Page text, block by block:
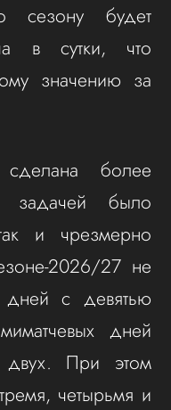
будет
в сутки, что
значению за
сделана более
задачей было
и чрезмерно
27 не
дней с девятью
дней
При этом
четырьмя и